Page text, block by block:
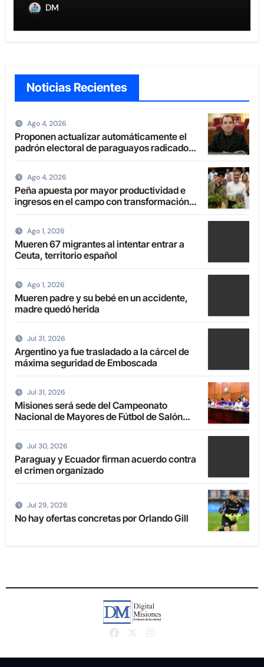
DM
Noticias Recientes
Ago 4, 2026
Proponen actualizar automáticamente el
padrón electoral de paraguayos radicados
en el extranjero
Ago 4, 2026
Peña apuesta por mayor productividad e
ingresos en el campo con transformación
de la agricultura familiar
Ago 1, 2026
Mueren 67 migrantes al intentar entrar a
Ceuta, territorio español
Ago 1, 2026
Mueren padre y su bebé en un accidente,
madre quedó herida
Jul 31, 2026
Argentino ya fue trasladado a la cárcel de
máxima seguridad de Emboscada
Jul 31, 2026
Misiones será sede del Campeonato
Nacional de Mayores de Fútbol de Salón
2027
Jul 30, 2026
Paraguay y Ecuador firman acuerdo contra
el crimen organizado
Jul 29, 2026
No hay ofertas concretas por Orlando Gill